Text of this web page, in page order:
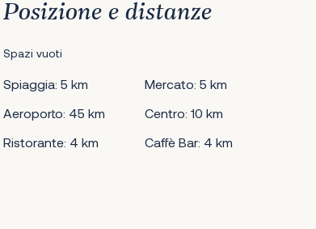
Posizione e distanze
Spazi vuoti
Spiaggia: 5 km
Mercato: 5 km
Aeroporto: 45 km
Centro: 10 km
Ristorante: 4 km
Caffè Bar: 4 km